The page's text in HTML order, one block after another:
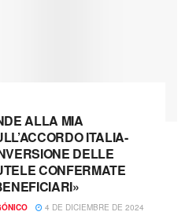
ALLA MIA
ITALIA-
DELLE
CONFERMATE
4 DE DICIEMBRE DE 2024